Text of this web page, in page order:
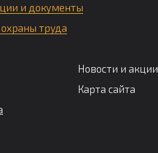
и документы
труда
Новости и акции
Карта сайта